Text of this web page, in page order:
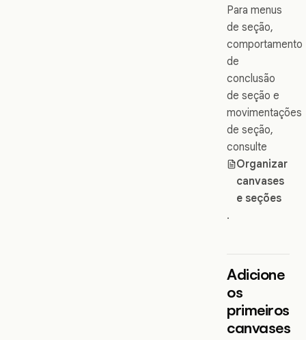
Para menus
de seção,
comportamento
de
conclusão
de seção e
movimentações
de seção,
consulte
Organizar
canvases
e seções
.
Adicione
os
primeiros
canvases